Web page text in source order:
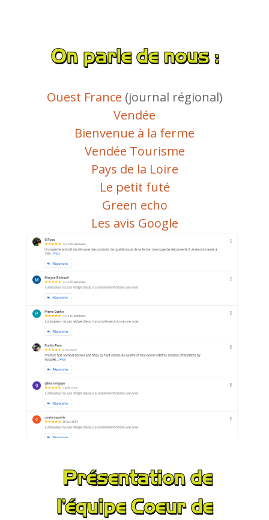
On parle de nous :
Ouest France (journal régional)
Vendée
Bienvenue à la ferme
Vendée Tourisme
Pays de la Loire
Le petit futé
Green echo
Les avis Google
Présentation de
l'équipe Coeur de